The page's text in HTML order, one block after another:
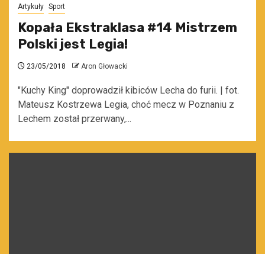
Artykuły Sport
Kopała Ekstraklasa #14 Mistrzem
Polski jest Legia!
23/05/2018 Aron Głowacki
"Kuchy King" doprowadził kibiców Lecha do furii. | fot.
Mateusz Kostrzewa Legia, choć mecz w Poznaniu z
Lechem został przerwany,...